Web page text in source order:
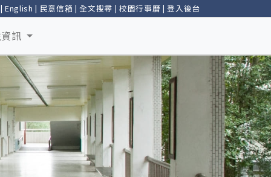
English | 民意信箱 |全文搜尋 | 校園行事曆 |登入後台
訊